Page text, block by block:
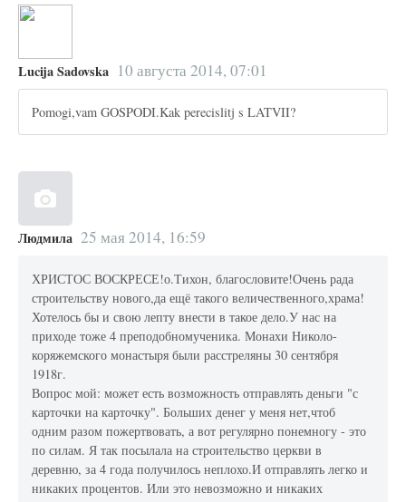
Lucija Sadovska 10 августа 2014, 07:01
Pomogi,vam GOSPODI.Kak perecislitj s LATVII?
Людмила 25 мая 2014, 16:59
ХРИСТОС ВОСКРЕСЕ!о.Тихон, благословите!Очень рада
строительству нового,да ещё такого величественного,храма!
Хотелось бы и свою лепту внести в такое дело.У нас на
приходе тоже 4 преподобномученика. Монахи Николо-
коряжемского монастыря были расстреляны 30 сентября
1918г.
Вопрос мой: может есть возможность отправлять деньги "с
карточки на карточку". Больших денег у меня нет,чтоб
одним разом пожертвовать, а вот регулярно понемногу - это
по силам. Я так посылала на строительство церкви в
деревню, за 4 года получилось неплохо.И отправлять легко и
никаких процентов. Или это невозможно и никаких